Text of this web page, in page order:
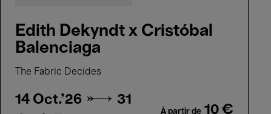
Edith Dekyndt x Cristóbal
Balenciaga
The Fabric Decides
14 Oct.'26 → 31
À partir de 10 €